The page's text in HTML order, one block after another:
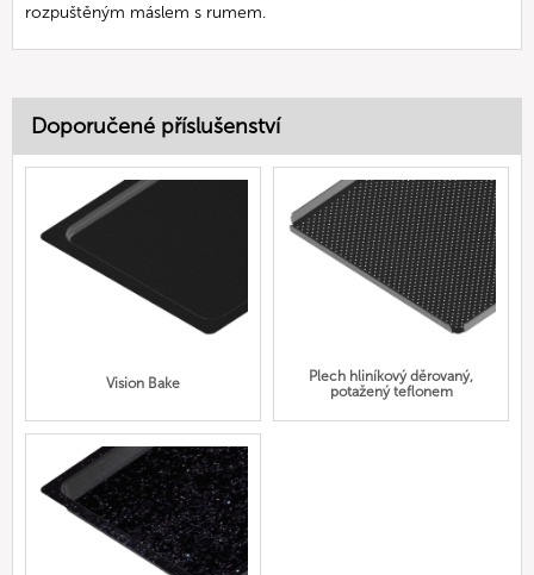
rozpuštěným máslem s rumem.
Doporučené příslušenství
Vision Bake
Plech hliníkový děrovaný,
potažený teflonem